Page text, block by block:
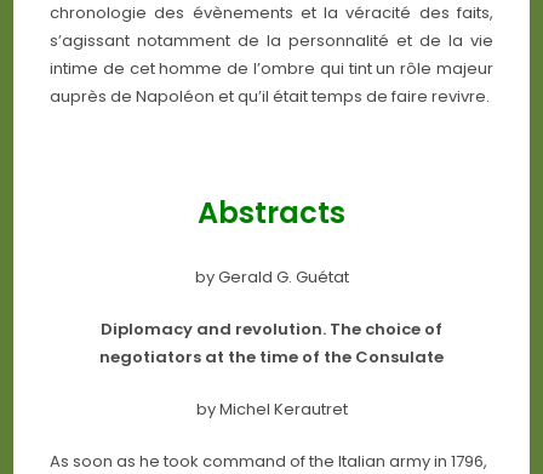
chronologie des évènements et la véracité des faits,
s’agissant notamment de la personnalité et de la vie
intime de cet homme de l’ombre qui tint un rôle majeur
auprès de Napoléon et qu’il était temps de faire revivre.
Abstracts
by Gerald G. Guétat
Diplomacy and revolution. The choice of
negotiators at the time of the Consulate
by Michel Kerautret
As soon as he took command of the Italian army in 1796,